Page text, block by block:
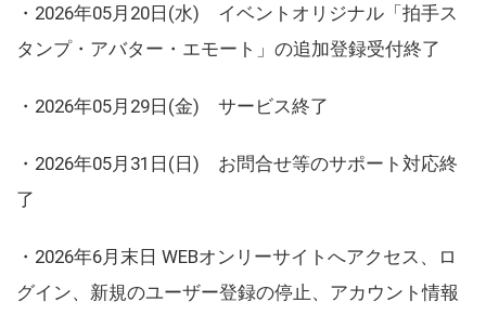
・2026年05月20日(水) イベントオリジナル「拍手ス
タンプ・アバター・エモート」の追加登録受付終了
・2026年05月29日(金) サービス終了
・2026年05月31日(日) お問合せ等のサポート対応終
了
・2026年6月末日 WEBオンリーサイトへアクセス、ロ
グイン、新規のユーザー登録の停止、アカウント情報